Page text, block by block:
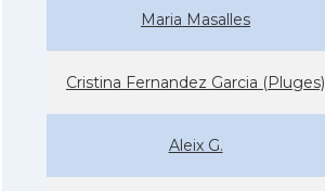
Maria Masalles
Cristina Fernandez Garcia (Pluges)
Aleix G.